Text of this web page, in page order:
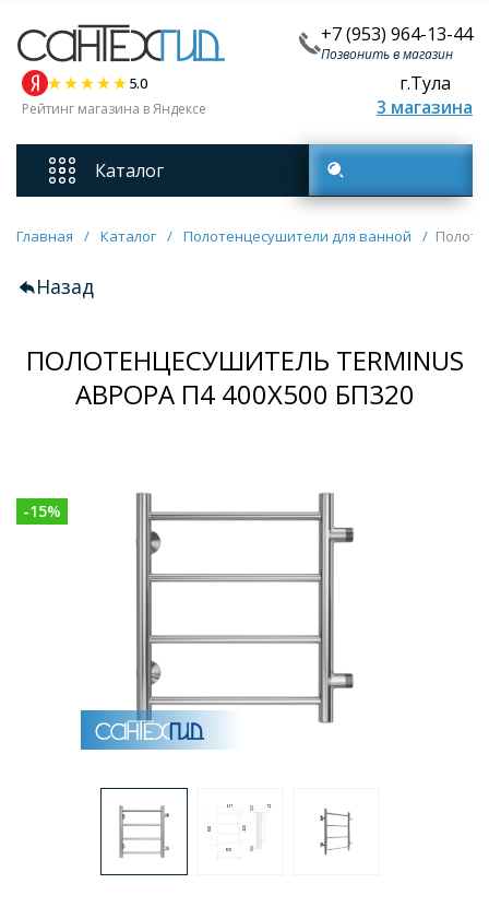
+7 (953) 964-13-44
Позвонить в магазин
5.0
Рейтинг магазина в Яндексе
г.Тула
3 магазина
Каталог
Смесители
Унитазы
Мебель для ванных комнат
Кухонные мойки
Раковины
Полотенцесушители
Аксессуары для ванных комнат
Зеркала
Душевые поддоны
Главная / Каталог / Полотенцесушители для ванной /
Назад
ПОЛОТЕНЦЕСУШИТЕЛЬ TERMINUS
АВРОРА П4 400Х500 БП320
-15%